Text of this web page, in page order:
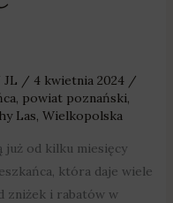
JL / 4 kwietnia 2024 /
, powiat poznański,
Las, Wielkopolska
już od kilku miesięcy
która daje wiele
zniżek i rabatów w